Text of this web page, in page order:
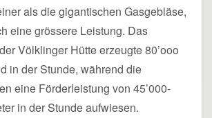
als die gigantischen Gasgebläse,
eine grössere Leistung. Das
Völklinger Hütte erzeugte 80’ooo
in der Stunde, während die
eine Förderleistung von 45’000-
in der Stunde aufwiesen.